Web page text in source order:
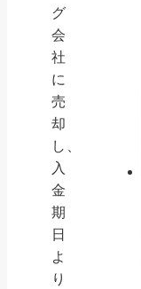
グ
会
社
に
売
却
し、
入
金
期
日
よ
り